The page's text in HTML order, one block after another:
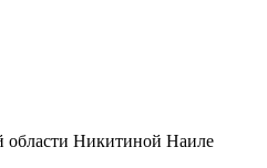
области Никитиной Наиле